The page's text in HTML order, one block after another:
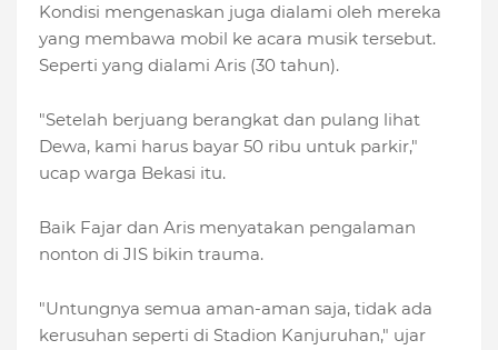
Kondisi mengenaskan juga dialami oleh mereka
yang membawa mobil ke acara musik tersebut.
Seperti yang dialami Aris (30 tahun).
"Setelah berjuang berangkat dan pulang lihat
Dewa, kami harus bayar 50 ribu untuk parkir,"
ucap warga Bekasi itu.
Baik Fajar dan Aris menyatakan pengalaman
nonton di JIS bikin trauma.
"Untungnya semua aman-aman saja, tidak ada
kerusuhan seperti di Stadion Kanjuruhan," ujar